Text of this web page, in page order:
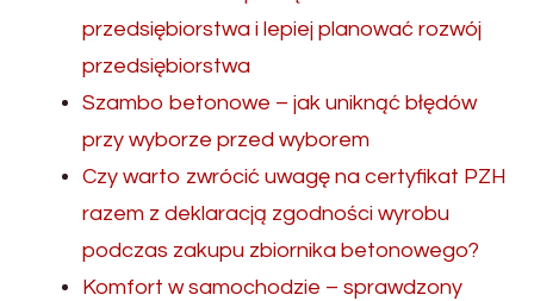
przedsiębiorstwa i lepiej planować rozwój
przedsiębiorstwa
Szambo betonowe – jak uniknąć błędów
przy wyborze przed wyborem
Czy warto zwrócić uwagę na certyfikat PZH
razem z deklaracją zgodności wyrobu
podczas zakupu zbiornika betonowego?
Komfort w samochodzie – sprawdzony